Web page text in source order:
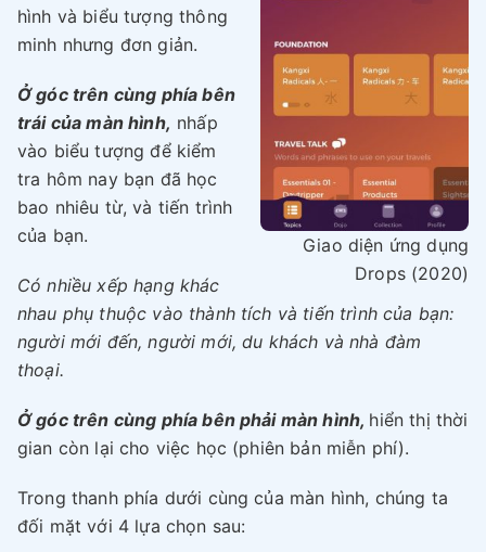
Giao diện ứng dụng
Drops (2020)
hình và biểu tượng thông
minh nhưng đơn giản.
Ở góc trên cùng phía bên
trái của màn hình, nhấp
vào biểu tượng để kiểm
tra hôm nay bạn đã học
bao nhiêu từ, và tiến trình
của bạn.
Có nhiều xếp hạng khác
nhau phụ thuộc vào thành tích và tiến trình của bạn:
người mới đến, người mới, du khách và nhà đàm
thoại.
Ở góc trên cùng phía bên phải màn hình, hiển thị thời
gian còn lại cho việc học (phiên bản miễn phí).
Trong thanh phía dưới cùng của màn hình, chúng ta
đối mặt với 4 lựa chọn sau: